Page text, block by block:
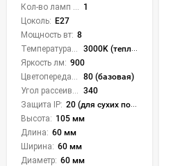
1
Цоколь: E27
Мощность вт: 8
3000K (теплый)
Яркость лм: 900
80 (базовая)
340
Защита IP: 20 (для сухих пом.)
Высота: 105 мм
Длина: 60 мм
Ширина: 60 мм
Диаметр: 60 мм